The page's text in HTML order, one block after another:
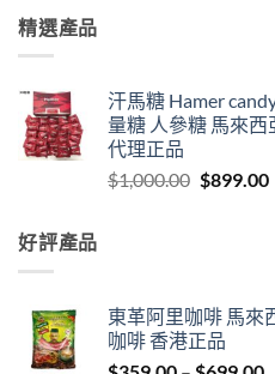
精選產品
汗馬糖 Hamer
量糖 人參糖 馬來
代理正品
$1,000.00 Original
$899.00
好評產品
東革阿里咖啡 馬來
咖啡 香港正品